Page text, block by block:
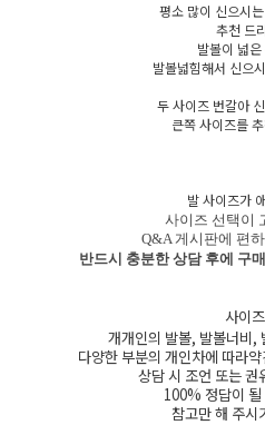
평소 많이 신으시
추천 드
발볼이 넓
발볼넓힘해서 신으
두 사이즈 번갈아
큰쪽 사이즈를
발 사이즈가
사이즈 선택이
Q&A 게시판에 편
반드시 충분한 상담 후에 구
사이
개개인의 발볼, 발볼너비,
다양한 부분의 개인차에 따라
상담 시 조언 또는 권
100% 정답이 될
참고만 해 주시